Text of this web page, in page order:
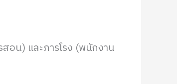
อน) และภารโรง (พนักงาน